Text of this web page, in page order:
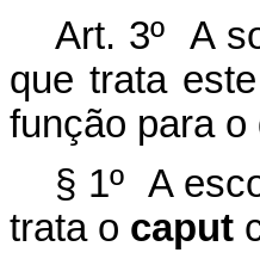
Art. 3º A
que trata
função para o
§ 1º A
trata o caput